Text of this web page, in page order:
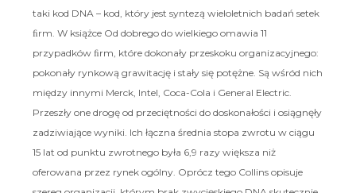
taki kod DNA – kod, który jest syntezą wieloletnich badań setek
ﬁrm. W książce Od dobrego do wielkiego omawia 11
przypadków ﬁrm, które dokonały przeskoku organizacyjnego:
pokonały rynkową grawitację i stały się potężne. Są wśród nich
między innymi Merck, Intel, Coca-Cola i General Electric.
Przeszły one drogę od przeciętności do doskonałości i osiągnęły
zadziwiające wyniki. Ich łączna średnia stopa zwrotu w ciągu
15 lat od punktu zwrotnego była 6,9 razy większa niż
oferowana przez rynek ogólny. Oprócz tego Collins opisuje